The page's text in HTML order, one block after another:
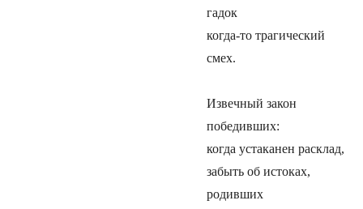
гадок
когда-то трагический
смех.
Извечный закон
победивших:
когда устаканен расклад,
забыть об истоках,
родивших